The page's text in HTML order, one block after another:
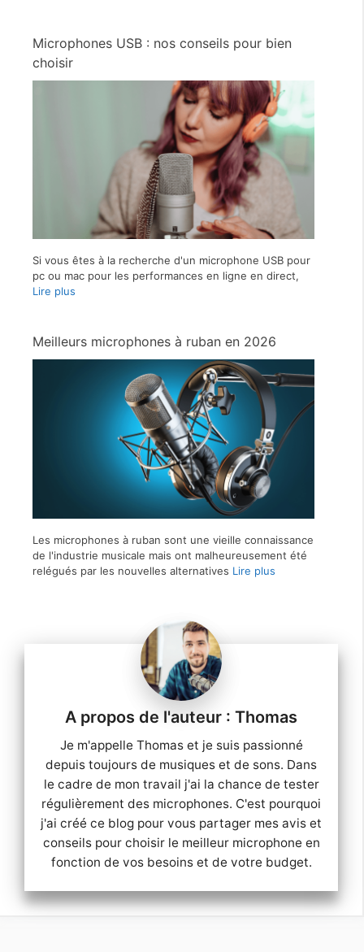
Microphones USB : nos conseils pour bien
choisir
Si vous êtes à la recherche d'un microphone USB pour
pc ou mac pour les performances en ligne en direct,
Lire plus
Meilleurs microphones à ruban en 2026
Les microphones à ruban sont une vieille connaissance
de l'industrie musicale mais ont malheureusement été
relégués par les nouvelles alternatives Lire plus
Thomas
Je m'appelle Thomas et je suis passionné
depuis toujours de musiques et de sons. Dans
le cadre de mon travail j'ai la chance de tester
régulièrement des microphones. C'est pourquoi
j'ai créé ce blog pour vous partager mes avis et
conseils pour choisir le meilleur microphone en
fonction de vos besoins et de votre budget.